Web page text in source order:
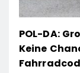
POL-DA:
Keine